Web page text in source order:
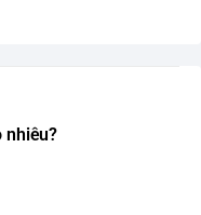
nhiêu?